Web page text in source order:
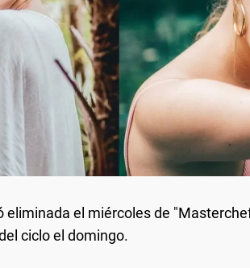
eliminada el miércoles de
ciclo el domingo.